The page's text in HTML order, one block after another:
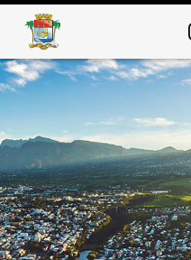
Panneau de gestion des